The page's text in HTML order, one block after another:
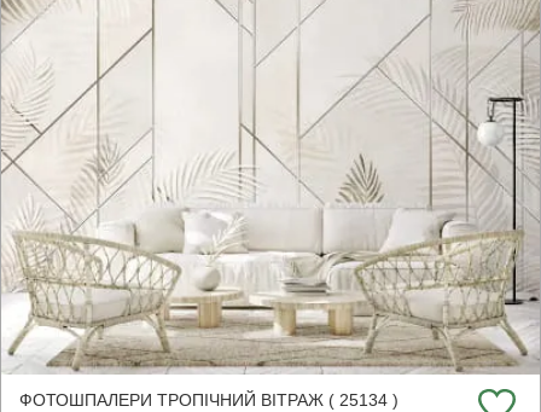
ФОТОШПАЛЕРИ ТРОПІЧНИЙ ВІТРАЖ ( 25134 )